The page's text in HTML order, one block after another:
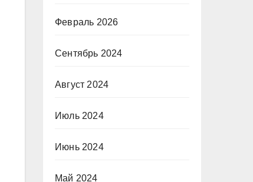
Февраль 2026
Сентябрь 2024
Август 2024
Июль 2024
Июнь 2024
Май 2024